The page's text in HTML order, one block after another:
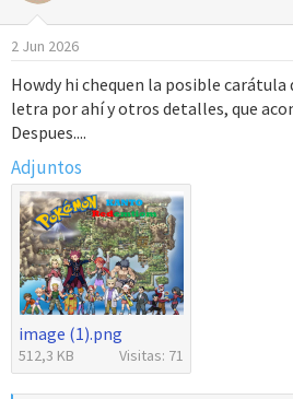
2 Jun 2026
Howdy hi chequen la posible
letra por ahí y otros detalles, que
Despues....
Adjuntos
image (1).png
512,3 KB Visitas: 71